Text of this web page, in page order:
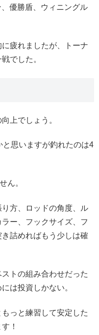
優勝盾、ウィニングル
疲れましたが、トーナ
でした。
上でしょう。
思いますが釣れたのは4
ん。
方、ロッドの角度、ル
ー、フックサイズ、フ
詰めればもう少しは確
トの組み合わせだった
は投資しかない。
っと練習して安定した
！